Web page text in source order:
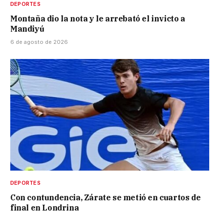
DEPORTES
Montaña dio la nota y le arrebató el invicto a
Mandiyú
6 de agosto de 2026
DEPORTES
Con contundencia, Zárate se metió en cuartos de
final en Londrina